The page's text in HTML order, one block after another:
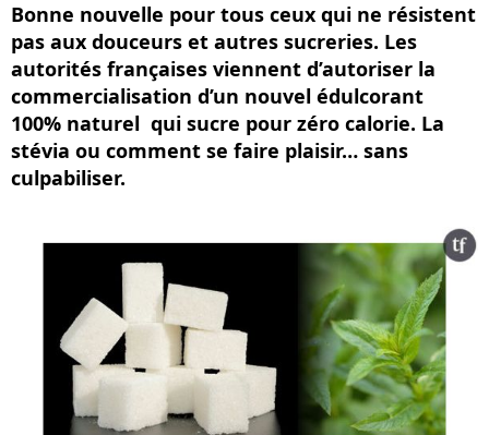
Bonne nouvelle pour tous ceux qui ne résistent
pas aux douceurs et autres sucreries. Les
autorités françaises viennent d’autoriser la
commercialisation d’un nouvel édulcorant
100% naturel qui sucre pour zéro calorie. La
stévia ou comment se faire plaisir… sans
culpabiliser.